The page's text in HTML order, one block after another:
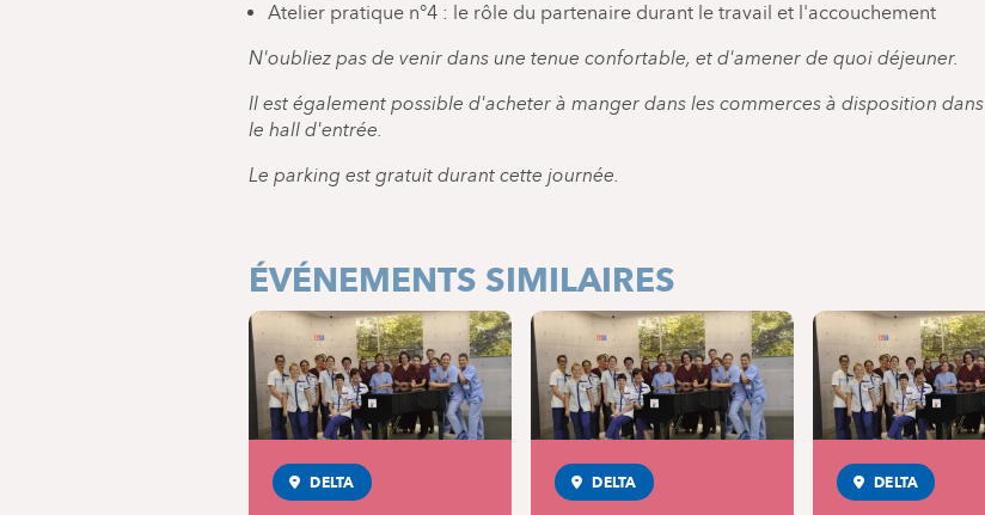
Atelier pratique n°4 : le rôle du partenaire durant le travail et l'accouchement
N'oubliez pas de venir dans une tenue confortable, et d'amener de quoi déjeuner.
Il est également possible d'acheter à manger dans les commerces à disposition dans
le hall d'entrée.
Le parking est gratuit durant cette journée.
ÉVÉNEMENTS SIMILAIRES
DELTA DELTA DELTA